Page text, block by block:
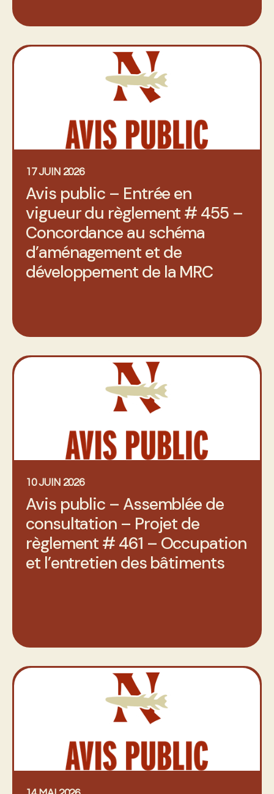
17 JUIN 2026
Avis public – Entrée en
vigueur du règlement # 455 –
Concordance au schéma
d’aménagement et de
développement de la MRC
10 JUIN 2026
Avis public – Assemblée de
consultation – Projet de
règlement # 461 – Occupation
et l’entretien des bâtiments